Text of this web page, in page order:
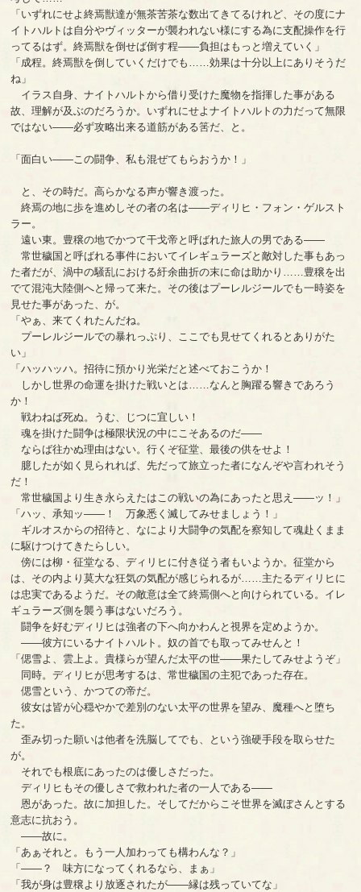
「いずれにせよ終焉獣達が無茶苦茶な数出てきてるけれど、その度にナ
イトハルトは自分やヴィッターが襲われない様にする為に支配操作を行
ってるはず。終焉獣を倒せば倒す程――負担はもっと増えていく」
「成程。終焉獣を倒していくだけでも……効果は十分以上にありそうだ
ね」
イラス自身、ナイトハルトから借り受けた魔物を指揮した事がある
故、理解が及ぶのだろうか。いずれにせよナイトハルトの力だって無限
ではない――必ず攻略出来る道筋がある筈だ、と。
「面白い――この闘争、私も混ぜてもらおうか！」
と、その時だ。高らかなる声が響き渡った。
終焉の地に歩を進めしその者の名は――ディリヒ・フォン・ゲルスト
ラー。
遠い東。豊穣の地でかつて干戈帝と呼ばれた旅人の男である――
常世穢国と呼ばれる事件においてイレギュラーズと敵対した事もあっ
た者だが、渦中の騒乱における紆余曲折の末に命は助かり……豊穣を出
でて混沌大陸側へと帰って来た。その後はプーレルジールでも一時姿を
見せた事があった、が。
「やぁ、来てくれたんだね。
プーレルジールでの暴れっぷり、ここでも見せてくれるとありがた
い」
「ハッハッハ。招待に預かり光栄だと述べておこうか！
しかし世界の命運を掛けた戦いとは……なんと胸躍る響きであろう
か！
戦わねば死ぬ。うむ、じつに宜しい！
魂を掛けた闘争は極限状況の中にこそあるのだ――
ならば往かぬ理由はない。行くぞ征堂、最後の供をせよ！
臆したが如く見られれば、先だって旅立った者になんぞや言われそう
だ！
常世穢国より生き永らえたはこの戦いの為にあったと思え――ッ！」
「ハッ、承知ッ――！ 万象悉く滅してみせましょう！」
ギルオスからの招待と、なにより大闘争の気配を察知して魂赴くまま
に駆けつけてきたらしい。
傍には柳・征堂なる、ディリヒに付き従う者もいようか。征堂から
は、その内より莫大な狂気の気配が感じられるが……主たるディリヒに
は忠実であるようだ。その敵意は全て終焉側へと向けられている。イレ
ギュラーズ側を襲う事はないだろう。
闘争を好むディリヒは強者の下へ向かわんと視界を定めようか。
――彼方にいるナイトハルト。奴の首でも取ってみせんと！
「偲雪よ、雲上よ。貴様らが望んだ太平の世――果たしてみせようぞ」
同時。ディリヒが思考するは、常世穢国の主犯であった存在。
偲雪という、かつての帝だ。
彼女は皆が心穏やかで差別のない太平の世界を望み、魔種へと堕ち
た。
歪み切った願いは他者を洗脳してでも、という強硬手段を取らせた
が。
それでも根底にあったのは優しさだった。
ディリヒもその優しさで救われた者の一人である――
恩があった。故に加担した。そしてだからこそ世界を滅ぼさんとする
意志に抗おう。
――故に。
「あぁそれと。もう一人加わっても構わんな？」
「――？ 味方になってくれるなら、まぁ」
「我が身は豊穣より放逐されたが――縁は残っていてな」